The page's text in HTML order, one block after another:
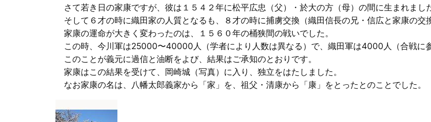
さて若き日の家康ですが、彼は１５４２年に松平広忠（父）・於大の方（母）の間に生まれまし
そして６才の時に織田家の人質となるも、８才の時に捕虜交換（織田信長の兄・信広と家康の交
家康の運命が大きく変わったのは、１５６０年の桶狭間の戦いでした。
この時、今川軍は25000〜40000人（学者により人数は異なる）で、織田軍は4000人（合戦に
このことが義元に過信と油断をよび、結果はご承知のとおりです。
家康はこの結果を受けて、岡崎城（写真）に入り、独立をはたしました。
なお家康の名は、八幡太郎義家から「家」を、祖父・清康から「康」をとったとのことでした。